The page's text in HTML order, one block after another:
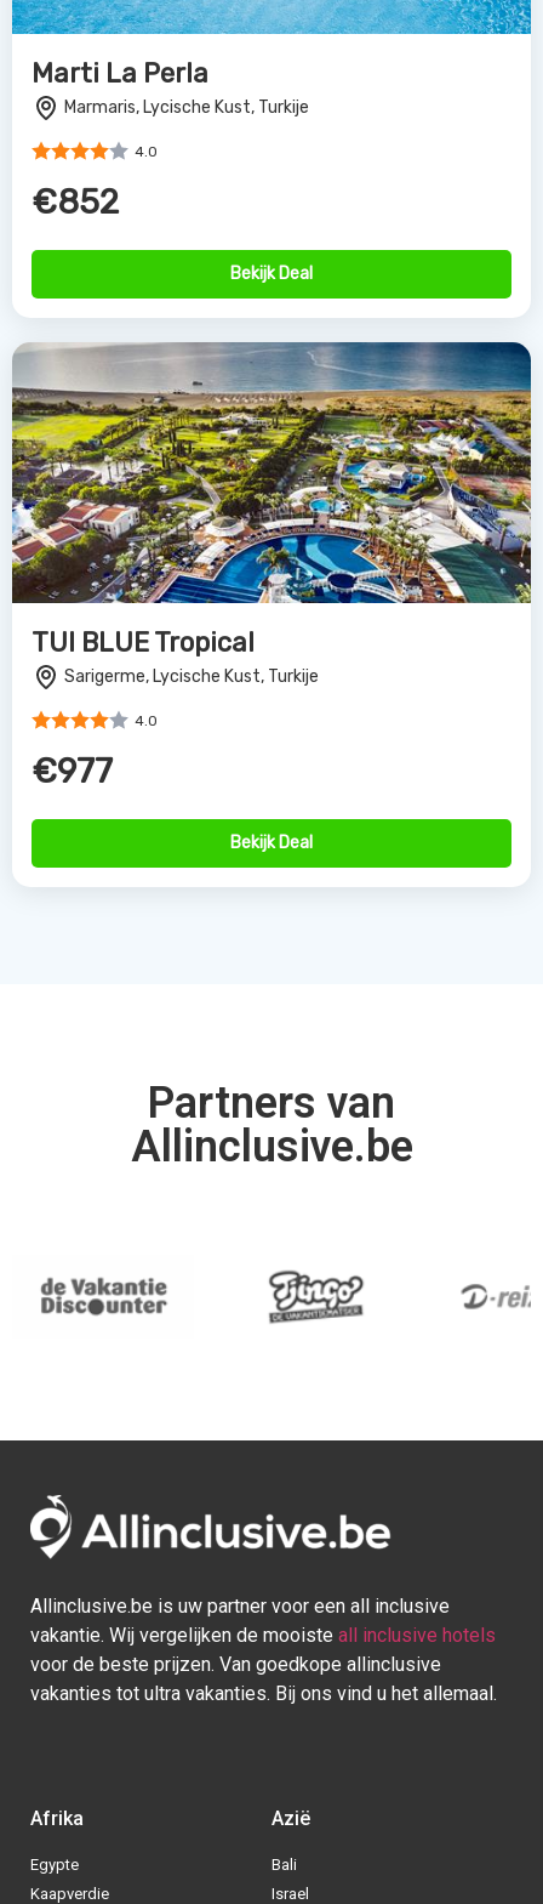
Marti La Perla
Marmaris, Lycische Kust, Turkije
4.0
€852
Bekijk Deal
TUI BLUE Tropical
Sarigerme, Lycische Kust, Turkije
4.0
€977
Bekijk Deal
Partners van
Allinclusive.be
Allinclusive.be is uw partner voor een all inclusive
vakantie. Wij vergelijken de mooiste all inclusive hotels
voor de beste prijzen. Van goedkope allinclusive
vakanties tot ultra vakanties. Bij ons vind u het allemaal.
Afrika
Egypte
Kaapverdie
Azië
Bali
Israel